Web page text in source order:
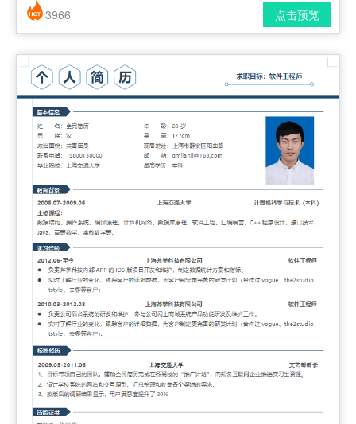
简历风格： 时尚 / 简洁 / 应届生
点击预览
3966